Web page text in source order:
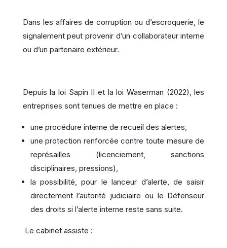
Dans les affaires de corruption ou d’escroquerie, le
signalement peut provenir d’un collaborateur interne
ou d’un partenaire extérieur.
Depuis la loi Sapin II et la loi Waserman (2022), les
entreprises sont tenues de mettre en place :
une procédure interne de recueil des alertes,
une protection renforcée contre toute mesure de
représailles (licenciement, sanctions
disciplinaires, pressions),
la possibilité, pour le lanceur d’alerte, de saisir
directement l’autorité judiciaire ou le Défenseur
des droits si l’alerte interne reste sans suite.
Le cabinet assiste :